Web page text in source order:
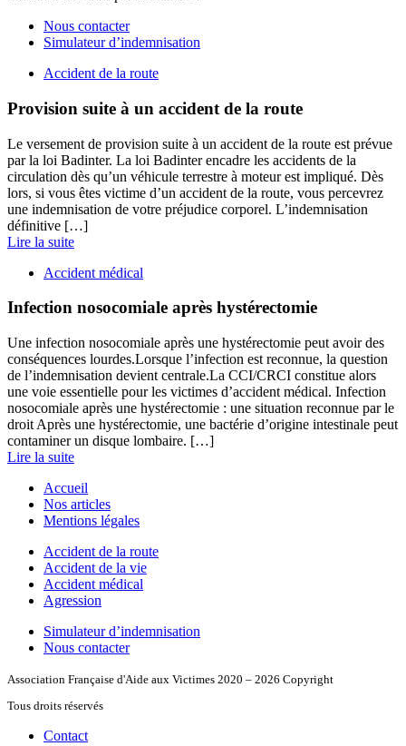
Nous contacter
Simulateur d’indemnisation
Accident de la route
Provision suite à un accident de la route
Le versement de provision suite à un accident de la route est prévue
par la loi Badinter. La loi Badinter encadre les accidents de la
circulation dès qu’un véhicule terrestre à moteur est impliqué. Dès
lors, si vous êtes victime d’un accident de la route, vous percevrez
une indemnisation de votre préjudice corporel. L’indemnisation
définitive […]
Lire la suite
Accident médical
Infection nosocomiale après hystérectomie
Une infection nosocomiale après une hystérectomie peut avoir des
conséquences lourdes.Lorsque l’infection est reconnue, la question
de l’indemnisation devient centrale.La CCI/CRCI constitue alors
une voie essentielle pour les victimes d’accident médical. Infection
nosocomiale après une hystérectomie : une situation reconnue par le
droit Après une hystérectomie, une bactérie d’origine intestinale peut
contaminer un disque lombaire. […]
Lire la suite
Accueil
Nos articles
Mentions légales
Accident de la route
Accident de la vie
Accident médical
Agression
Simulateur d’indemnisation
Nous contacter
Association Française d'Aide aux Victimes 2020 – 2026 Copyright
Tous droits réservés
Contact